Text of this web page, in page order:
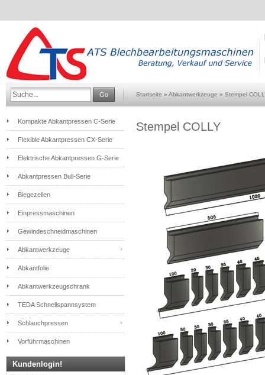
Go Startseite » Abkantwerkzeuge » Stempel
Stempel COLLY
Kompakte Abkantpressen C-Serie
Flexible Abkantpressen CX-Serie
Elektrische Abkantpressen G-Serie
Abkantpressen Bull-Serie
Biegezellen
Einpressmaschinen
Gewindeschneidmaschinen
Abkantwerkzeuge
Abkantfolie
Abkantwerkzeugschrank
TEDA Schnellspannsystem
Schlauchpressen
Vorführmaschinen
Kundenlogin!